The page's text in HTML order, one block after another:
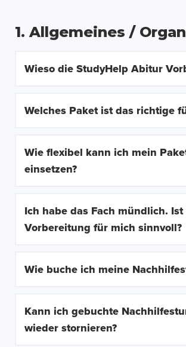
1. Allgemeines /
Wieso die StudyHelp Abitur
Welches Paket ist das richtige
Wie flexibel kann ich mein
einsetzen?
Ich habe das Fach mündlich.
Vorbereitung für mich sinnvoll?
Wie buche ich meine
Kann ich gebuchte
wieder stornieren?